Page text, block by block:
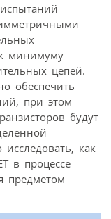
к минимуму
цепей.
обеспечить
при этом
будут
как
в процессе
предметом